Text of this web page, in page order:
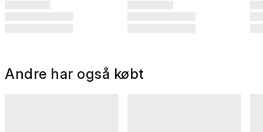
Andre har også købt